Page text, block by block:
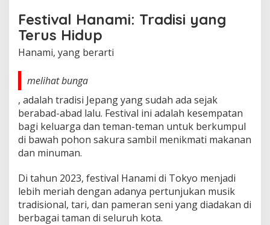
Festival Hanami: Tradisi yang
Terus Hidup
Hanami, yang berarti
melihat bunga
, adalah tradisi Jepang yang sudah ada sejak
berabad-abad lalu. Festival ini adalah kesempatan
bagi keluarga dan teman-teman untuk berkumpul
di bawah pohon sakura sambil menikmati makanan
dan minuman.
Di tahun 2023, festival Hanami di Tokyo menjadi
lebih meriah dengan adanya pertunjukan musik
tradisional, tari, dan pameran seni yang diadakan di
berbagai taman di seluruh kota.